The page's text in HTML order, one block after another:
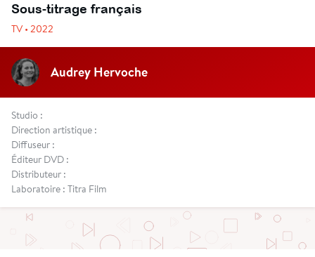
Sous-titrage français
TV • 2022
Audrey Hervoche
Studio :
Direction artistique :
Diffuseur :
Éditeur DVD :
Distributeur :
Laboratoire : Titra Film